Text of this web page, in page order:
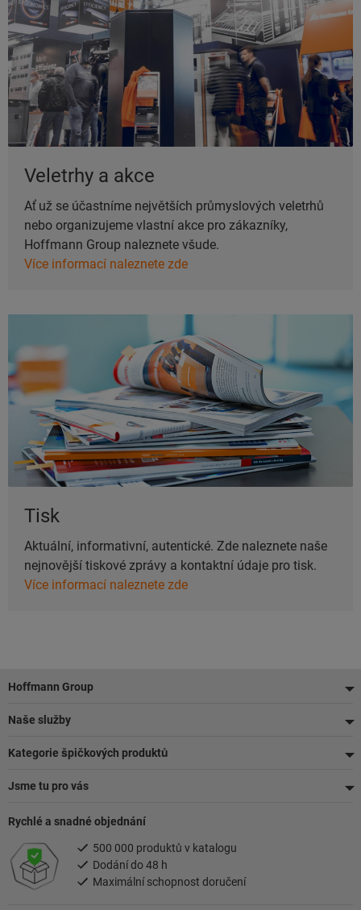
Veletrhy a akce
Ať už se účastníme největších průmyslových veletrhů
nebo organizujeme vlastní akce pro zákazníky,
Hoffmann Group naleznete všude.
Více informací naleznete zde
Tisk
Aktuální, informativní, autentické. Zde naleznete naše
nejnovější tiskové zprávy a kontaktní údaje pro tisk.
Více informací naleznete zde
Zápatí
Hoffmann Group
Naše služby
Kategorie špičkových produktů
Jsme tu pro vás
Rychlé a snadné objednání
500 000 produktů v katalogu
Dodání do 48 h
Maximální schopnost doručení